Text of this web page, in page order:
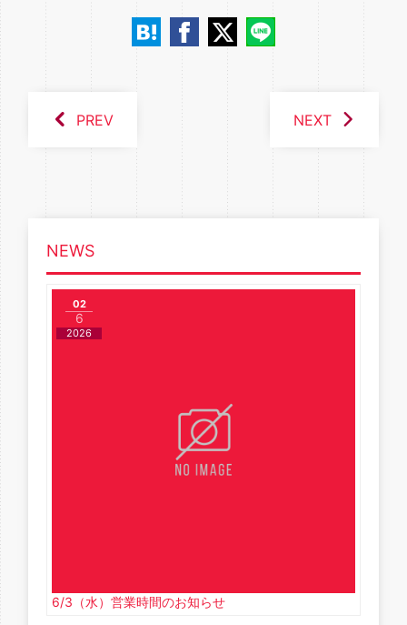
PREV NEXT
NEWS
6/3（水）営業時間のお知らせ
02
6
2026